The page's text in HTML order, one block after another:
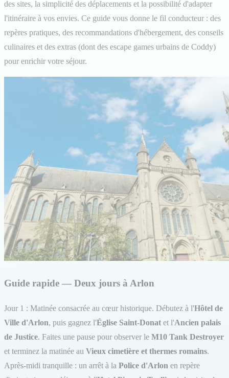
des sites, la simplicité des déplacements et la possibilité d'adapter
l'itinéraire à vos envies. Ce guide vous donne le fil conducteur : des
repères pratiques, des recommandations d'hébergement, des conseils
culinaires et des extras (dont des escape games urbains de Coddy)
pour enrichir votre séjour.
Guide rapide — Deux jours à Arlon
Jour 1 : Matinée consacrée au cœur historique. Débutez à l'Hôtel de
Ville d'Arlon, puis gagnez l'Église Saint-Donat et l'Ancien palais
de Justice. Faites une pause pour observer le M10 Tank Destroyer
et terminez la matinée au Vieux cimetière et thermes romains.
Après-midi tranquille : un arrêt à la Police d'Arlon en repère